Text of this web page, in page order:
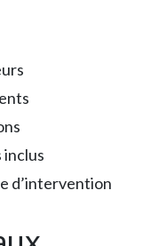
inclus
d’intervention